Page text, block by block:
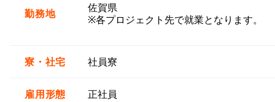
勤務地
佐賀県
※各プロジェクト先で就業となります。
寮・社宅 社員寮
雇用形態 正社員